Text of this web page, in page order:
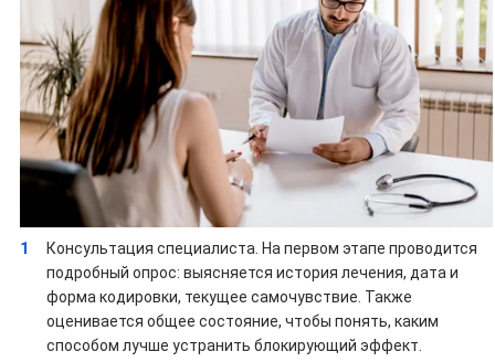
Консультация специалиста. На первом этапе проводится
подробный опрос: выясняется история лечения, дата и
форма кодировки, текущее самочувствие. Также
оценивается общее состояние, чтобы понять, каким
способом лучше устранить блокирующий эффект.